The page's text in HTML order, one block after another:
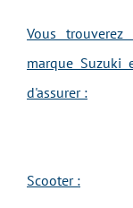
Vous
marque Suzuki
d'assurer :
Scooter :